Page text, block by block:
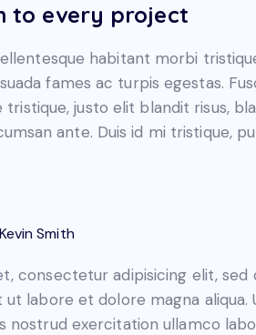
to every project
habitant morbi
fames ac turpis egestas.
tristique, justo elit blandit risus,
ante. Duis id mi tristique,
Kevin Smith
consectetur adipisicing elit, sed
labore et dolore magna aliqua.
nostrud exercitation ullamco